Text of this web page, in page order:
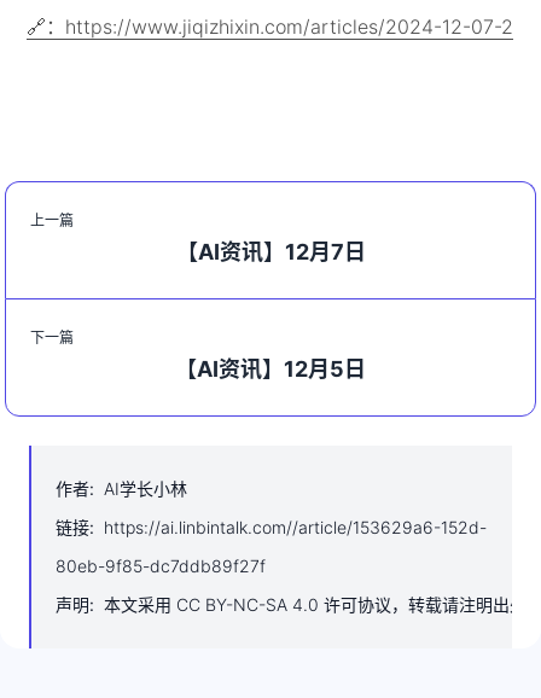
🔗：https://www.jiqizhixin.com/articles/2024-12-07-2
上一篇
【AI资讯】12月7日
下一篇
【AI资讯】12月5日
作者: AI学长小林
链接: https://ai.linbintalk.com//article/153629a6-152d-
80eb-9f85-dc7ddb89f27f
声明: 本文采用 CC BY-NC-SA 4.0 许可协议，转载请注明出处